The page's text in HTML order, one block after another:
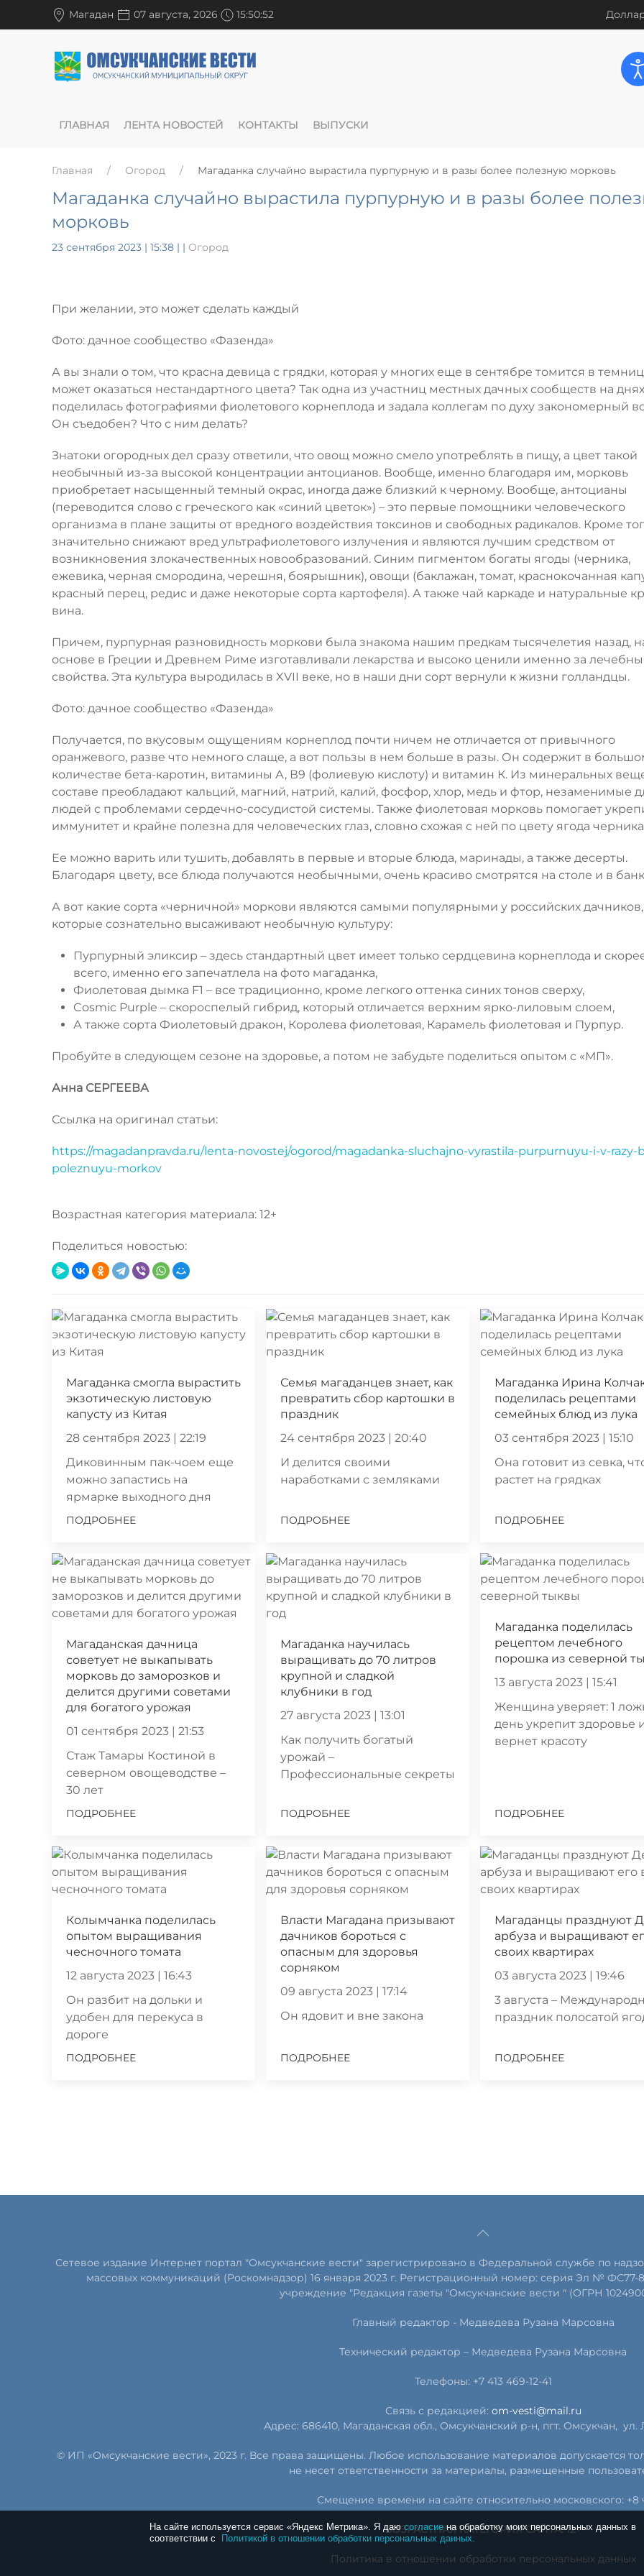
Магадан 07 августа, 2026 15:50:53
ГЛАВНАЯ ЛЕНТА НОВОСТЕЙ КОНТАКТЫ ВЫПУСКИ
Главная Огород Магаданка случайно вырастила пурпурную и в разы более полезную морковь
Магаданка случайно вырастила пурпурную и в разы более
морковь
23 сентября 2023 | 15:38 | | Огород
При желании, это может сделать каждый
Фото: дачное сообщество «Фазенда»
А вы знали о том, что красна девица с грядки, которая у многих еще в сентябре томится в
может оказаться нестандартного цвета? Так одна из участниц местных дачных сообществ на днях
поделилась фотографиями фиолетового корнеплода и задала коллегам по духу закономерный
Он съедобен? Что с ним делать?
Знатоки огородных дел сразу ответили, что овощ можно смело употреблять в пищу, а цвет такой
необычный из-за высокой концентрации антоцианов. Вообще, именно благодаря им, морковь
приобретает насыщенный темный окрас, иногда даже близкий к черному. Вообще, антоцианы
(переводится слово с греческого как «синий цветок») – это первые помощники человеческого
организма в плане защиты от вредного воздействия токсинов и свободных радикалов. Кроме
значительно снижают вред ультрафиолетового излучения и являются лучшим средством от
возникновения злокачественных новообразований. Синим пигментом богаты ягоды (черника,
ежевика, черная смородина, черешня, боярышник), овощи (баклажан, томат, краснокочанная
красный перец, редис и даже некоторые сорта картофеля). А также чай каркаде и натуральные
вина.
Причем, пурпурная разновидность моркови была знакома нашим предкам тысячелетия назад,
основе в Греции и Древнем Риме изготавливали лекарства и высоко ценили именно за
свойства. Эта культура выродилась в XVII веке, но в наши дни сорт вернули к жизни голландцы.
Фото: дачное сообщество «Фазенда»
Получается, по вкусовым ощущениям корнеплод почти ничем не отличается от привычного
оранжевого, разве что немного слаще, а вот пользы в нем больше в разы. Он содержит в
количестве бета-каротин, витамины А, В9 (фолиевую кислоту) и витамин К. Из минеральных
составе преобладают кальций, магний, натрий, калий, фосфор, хлор, медь и фтор, незаменимые
людей с проблемами сердечно-сосудистой системы. Также фиолетовая морковь помогает
иммунитет и крайне полезна для человеческих глаз, словно схожая с ней по цвету ягода
Ее можно варить или тушить, добавлять в первые и вторые блюда, маринады, а также десерты.
Благодаря цвету, все блюда получаются необычными, очень красиво смотрятся на столе и в
А вот какие сорта «черничной» моркови являются самыми популярными у российских дачников,
которые сознательно высаживают необычную культуру:
Пурпурный эликсир – здесь стандартный цвет имеет только сердцевина корнеплода и
всего, именно его запечатлела на фото магаданка,
Фиолетовая дымка F1 – все традиционно, кроме легкого оттенка синих тонов сверху,
Cosmic Purple – скороспелый гибрид, который отличается верхним ярко-лиловым слоем,
А также сорта Фиолетовый дракон, Королева фиолетовая, Карамель фиолетовая и Пурпур.
Пробуйте в следующем сезоне на здоровье, а потом не забудьте поделиться опытом с «МП».
Анна СЕРГЕЕВА
Ссылка на оригинал статьи:
https://magadanpravda.ru/lenta-novostej/ogorod/magadanka-sluchajno-vyrastila-purpurnuyu-i-v-razy-
poleznuyu-morkov
Возрастная категория материала: 12+
Поделиться новостью:
Магаданка смогла вырастить
экзотическую листовую
капусту из Китая
28 сентября 2023 | 22:19
Диковинным пак-чоем еще
можно запастись на
ярмарке выходного дня
ПОДРОБНЕЕ
Семья магаданцев знает, как
превратить сбор картошки в
праздник
24 сентября 2023 | 20:40
И делится своими
наработками с земляками
ПОДРОБНЕЕ
Магаданка Ирина
поделилась рецептами
семейных блюд из лука
03 сентября 2023 | 15:10
Она готовит из севка,
растет на грядках
ПОДРОБНЕЕ
Магаданская дачница
советует не выкапывать
морковь до заморозков и
делится другими советами
для богатого урожая
01 сентября 2023 | 21:53
Стаж Тамары Костиной в
северном овощеводстве –
30 лет
ПОДРОБНЕЕ
Магаданка научилась
выращивать до 70 литров
крупной и сладкой
клубники в год
27 августа 2023 | 13:01
Как получить богатый
урожай –
Профессиональные секреты
ПОДРОБНЕЕ
Магаданка поделилась
рецептом лечебного
порошка из северной
13 августа 2023 | 15:41
Женщина уверяет: 1
день укрепит здоровье
вернет красоту
ПОДРОБНЕЕ
Колымчанка поделилась
опытом выращивания
чесночного томата
12 августа 2023 | 16:43
Он разбит на дольки и
удобен для перекуса в
дороге
ПОДРОБНЕЕ
Власти Магадана призывают
дачников бороться с
опасным для здоровья
сорняком
09 августа 2023 | 17:14
Он ядовит и вне закона
ПОДРОБНЕЕ
Магаданцы празднуют
арбуза и выращивают
своих квартирах
03 августа 2023 | 19:46
3 августа –
праздник полосатой
ПОДРОБНЕЕ
На сайте используется сервис «Яндекс Метрика». Я даюсогласиена обработку моих персональных данных в
соответствии с
Политикой в отношении обработки персональных данных.
Сетевое издание Интернет портал "Омсукчанские вести" зарегистрировано в Федеральной службе по
массовых коммуникаций (Роскомнадзор) 16 января 2023 г. Регистрационный номер: серия Эл № ФС77-
учреждение "Редакция газеты "Омсукчанские вести " (ОГРН
Главный редактор - Медведева Рузана Марсовна
Технический редактор – Медведева Рузана Марсовна
Телефоны: +7 413 469-12-41
Связь с редакцией: om-vesti@mail.ru
Адрес: 686410, Магаданская обл., Омсукчанский р-н, пгт. Омсукчан, ул.
© ИП «Омсукчанские вести», 2023 г. Все права защищены. Любое использование материалов допускается
не несет ответственности за материалы, размещенные
Смещение времени на сайте относительно московского: +8
ВОЗРАСТНАЯ КАТЕГОРИЯ САЙТА: 12+
Политика в отношении обработки персональных данных